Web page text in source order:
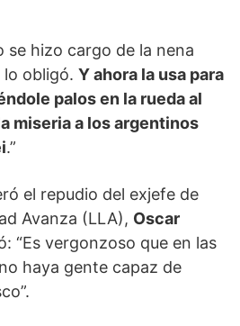
se hizo cargo de la nena
lo obligó. Y ahora la usa para
palos en la rueda al
miseria a los argentinos
.”
el repudio del exjefe de
Avanza (LLA), Oscar
“Es vergonzoso que en las
haya gente capaz de